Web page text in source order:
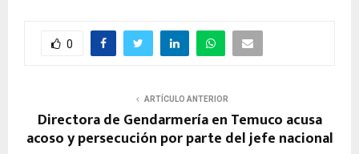
0
ARTÍCULO ANTERIOR
Directora de Gendarmería en Temuco acusa
acoso y persecución por parte del jefe nacional